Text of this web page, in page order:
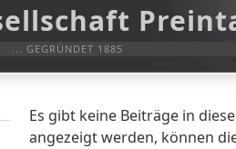
... GEGRÜNDET 1885
Es gibt keine Beiträge in
angezeigt werden, können